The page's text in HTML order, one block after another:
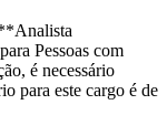
Pessoas com
é necessário
para este cargo é de